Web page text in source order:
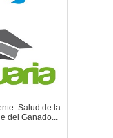
Salud de la
del Ganado...